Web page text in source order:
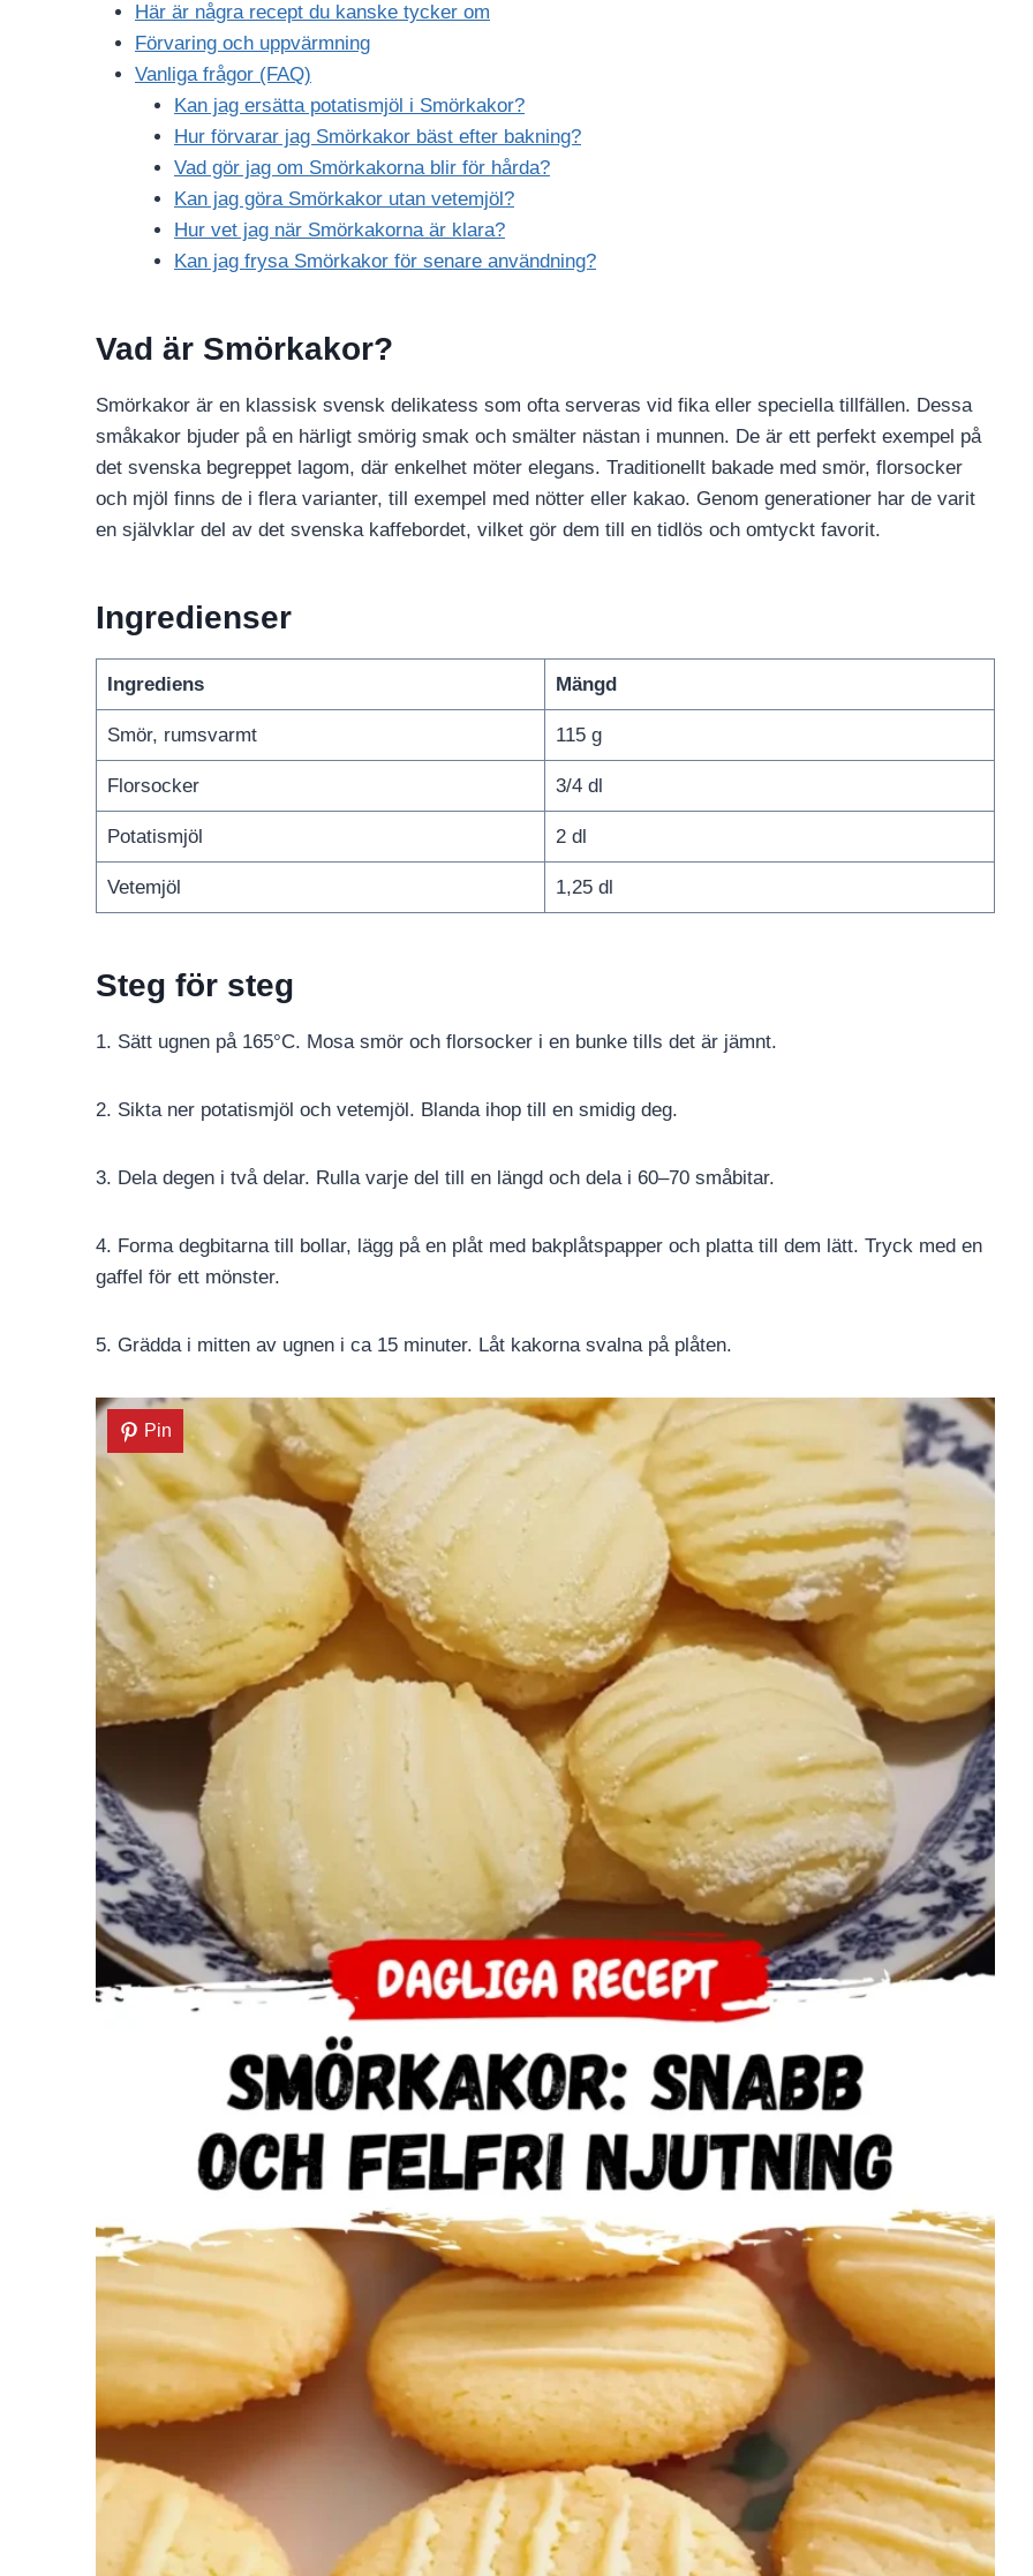
Här är några recept du kanske tycker om
Förvaring och uppvärmning
Vanliga frågor (FAQ)
Kan jag ersätta potatismjöl i Smörkakor?
Hur förvarar jag Smörkakor bäst efter bakning?
Vad gör jag om Smörkakorna blir för hårda?
Kan jag göra Smörkakor utan vetemjöl?
Hur vet jag när Smörkakorna är klara?
Kan jag frysa Smörkakor för senare användning?
Vad är Smörkakor?
Smörkakor är en klassisk svensk delikatess som ofta serveras vid fika eller speciella tillfällen. Dessa
småkakor bjuder på en härligt smörig smak och smälter nästan i munnen. De är ett perfekt exempel på
det svenska begreppet lagom, där enkelhet möter elegans. Traditionellt bakade med smör, florsocker
och mjöl finns de i flera varianter, till exempel med nötter eller kakao. Genom generationer har de varit
en självklar del av det svenska kaffebordet, vilket gör dem till en tidlös och omtyckt favorit.
Ingredienser
Ingrediens Mängd
Smör, rumsvarmt 115 g
Florsocker 3/4 dl
Potatismjöl 2 dl
Vetemjöl 1,25 dl
Steg för steg
1. Sätt ugnen på 165°C. Mosa smör och florsocker i en bunke tills det är jämnt.
2. Sikta ner potatismjöl och vetemjöl. Blanda ihop till en smidig deg.
3. Dela degen i två delar. Rulla varje del till en längd och dela i 60–70 småbitar.
4. Forma degbitarna till bollar, lägg på en plåt med bakplåtspapper och platta till dem lätt. Tryck med en
gaffel för ett mönster.
5. Grädda i mitten av ugnen i ca 15 minuter. Låt kakorna svalna på plåten.
Pin